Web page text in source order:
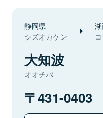
静岡県
シズオカケン
大知波
オオチバ
431-0403